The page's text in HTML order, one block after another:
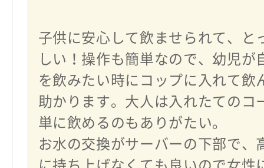
子供に安心して飲ませられて、と
しい！操作も簡単なので、幼児が
を飲みたい時にコップに入れて飲
助かります。大人は入れたてのコ
単に飲めるのもありがたい。
お水の交換がサーバーの下部で、